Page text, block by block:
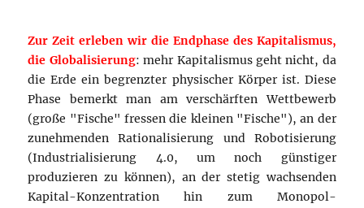
Zur Zeit erleben wir die Endphase des Kapitalismus,
die Globalisierung: mehr Kapitalismus geht nicht, da
die Erde ein begrenzter physischer Körper ist. Diese
Phase bemerkt man am verschärften Wettbewerb
(große "Fische" fressen die kleinen "Fische"), an der
zunehmenden Rationalisierung und Robotisierung
(Industrialisierung 4.0, um noch günstiger
produzieren zu können), an der stetig wachsenden
Kapital-Konzentration hin zum Monopol-